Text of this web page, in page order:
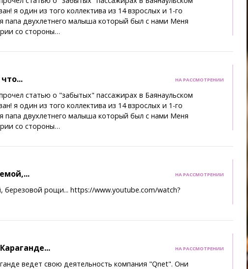
я один из того коллектива из 14 взрослых и 1-го
папа двухлетнего малыша который был с нами Меня
со стороны…
НА РАССМОТРЕНИИ
статью о "забытых" пассажирах в Баянаульском
я один из того коллектива из 14 взрослых и 1-го
папа двухлетнего малыша который был с нами Меня
со стороны…
НА РАССМОТРЕНИИ
березовой рощи... https://www.youtube.com/watch?
НА РАССМОТРЕНИИ
ведет свою деятельность компания "Qnet". Они